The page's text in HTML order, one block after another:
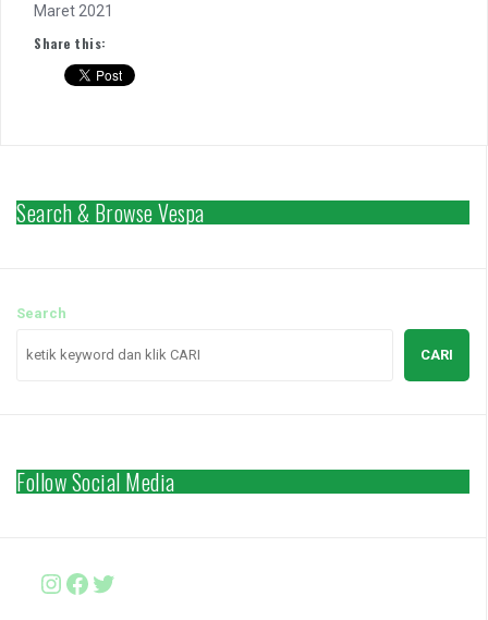
Maret 2021
Share this:
Search & Browse Vespa
Search
CARI
Follow Social Media
Instagram
Facebook
http://www.twitter.com/